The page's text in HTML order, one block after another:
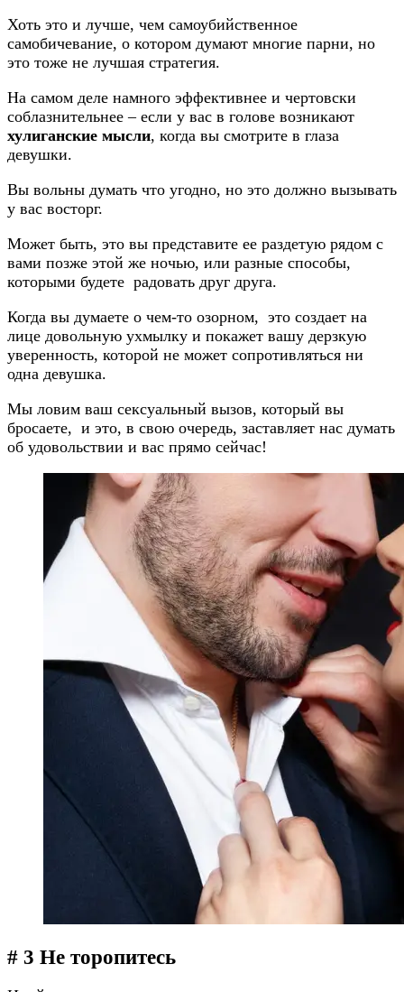
Хоть это и лучше, чем самоубийственное
самобичевание, о котором думают многие парни, но
это тоже не лучшая стратегия.
На самом деле намного эффективнее и чертовски
соблазнительнее – если у вас в голове возникают
хулиганские мысли, когда вы смотрите в глаза
девушки.
Вы вольны думать что угодно, но это должно вызывать
у вас восторг.
Может быть, это вы представите ее раздетую рядом с
вами позже этой же ночью, или разные способы,
которыми будете радовать друг друга.
Когда вы думаете о чем-то озорном, это создает на
лице довольную ухмылку и покажет вашу дерзкую
уверенность, которой не может сопротивляться ни
одна девушка.
Мы ловим ваш сексуальный вызов, который вы
бросаете, и это, в свою очередь, заставляет нас думать
об удовольствии и вас прямо сейчас!
# 3 Не торопитесь